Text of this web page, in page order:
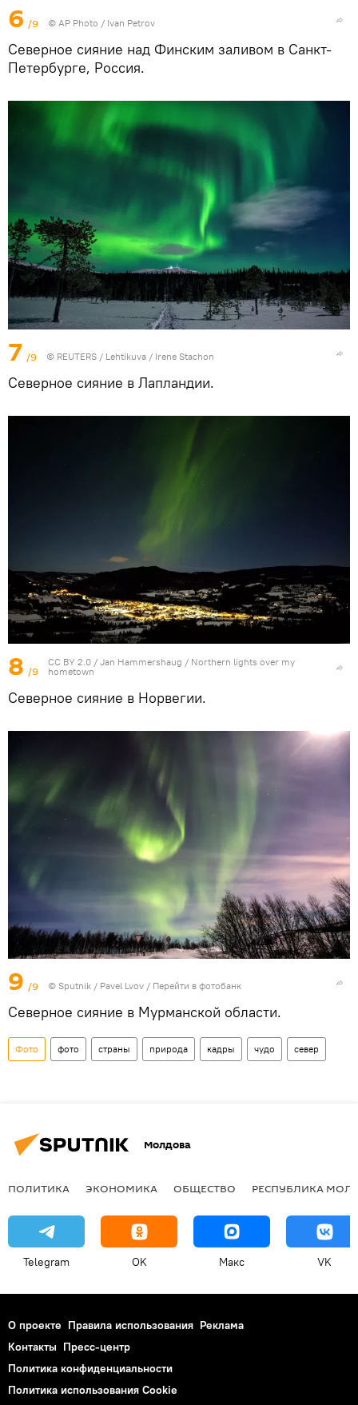
6 /9 © AP Photo / Ivan Petrov
Северное сияние над Финским заливом в Санкт-
Петербурге, Россия.
7 /9 © REUTERS / Lehtikuva / Irene Stachon
Северное сияние в Лапландии.
8 /9
CC BY 2.0 / Jan Hammershaug / Northern lights over my
hometown
Северное сияние в Норвегии.
9 /9 © Sputnik / Pavel Lvov / Перейти в фотобанк
Северное сияние в Мурманской области.
Фото фото страны природа кадры чудо север
Молдова
ПОЛИТИКА ЭКОНОМИКА ОБЩЕСТВО РЕСПУБЛИКА
Telegram OK Макс VK
О проекте Правила использования Реклама
Контакты Пресс-центр
Политика конфиденциальности
Политика использования Cookie